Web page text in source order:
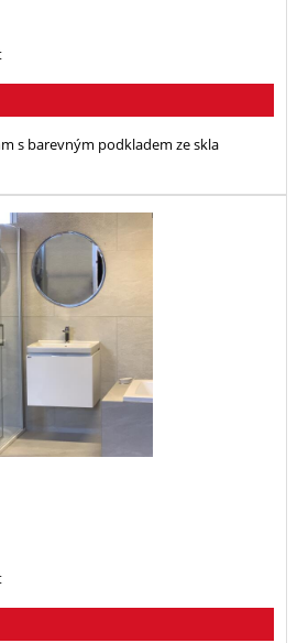
s barevným podkladem ze skla